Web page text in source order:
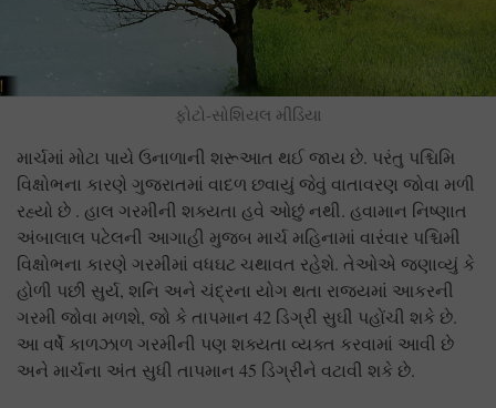
ફોટો-સોશિયલ મીડિયા
માર્ચમાં મોટા પાયે ઉનાળાની શરૂઆત થઈ જાય છે. પરંતુ પશ્ચિમિ
વિક્ષોભના કારણે ગુજરાતમાં વાદળ છવાયું જેવું વાતાવરણ જોવા મળી
રહ્યો છે . હાલ ગરમીની શક્યતા હવે ઓછું નથી. હવામાન નિષ્ણાત
અંબાલાલ પટેલની આગાહી મુજબ માર્ચ મહિનામાં વારંવાર પશ્ચિમી
વિક્ષોભના કારણે ગરમીમાં વધઘટ ચથાવત રહેશે. તેઓએ જણાવ્યું કે
હોળી પછી સુર્ય, શનિ અને ચંદ્રના યોગ થતા રાજ્યમાં આકરની
ગરમી જોવા મળશે, જો કે તાપમાન 42 ડિગ્રી સુઘી પહોંચી શકે છે.
આ વર્ષે કાળઝાળ ગરમીની પણ શક્યતા વ્યક્ત કરવામાં આવી છે
અને માર્ચના અંત સુધી તાપમાન 45 ડિગ્રીને વટાવી શકે છે.